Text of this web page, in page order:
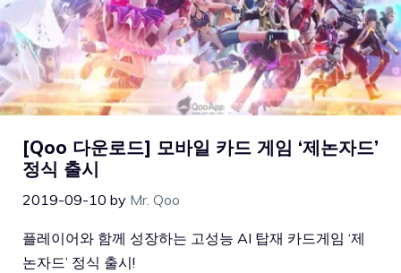
[Qoo 다운로드] 모바일 카드 게임 ‘제논자드’
정식 출시
2019-09-10 by Mr. Qoo
플레이어와 함께 성장하는 고성능 AI 탑재 카드게임 ‘제
논자드’ 정식 출시!